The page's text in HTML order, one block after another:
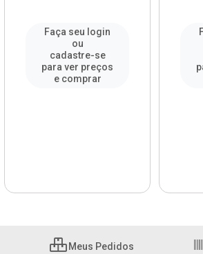
Faça seu login
ou
cadastre-se
para ver preços
e comprar
Meus Pedidos